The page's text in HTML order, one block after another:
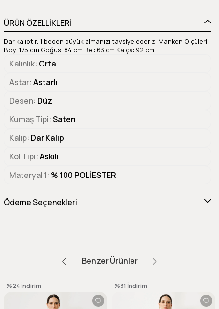
ÜRÜN ÖZELLİKLERİ
Dar kalıptır, 1 beden büyük almanızı tavsiye ederiz. Manken Ölçüleri:
Boy: 175 cm Göğüs: 84 cm Bel: 63 cm Kalça: 92 cm
Kalınlık Orta
Astar Astarlı
Desen Düz
Kumaş Tipi Saten
Kalıp Dar Kalıp
Kol Tipi Askılı
Materyal 1 % 100 POLİESTER
Ödeme Seçenekleri
Benzer Ürünler
%24 İndirim %31 İndirim